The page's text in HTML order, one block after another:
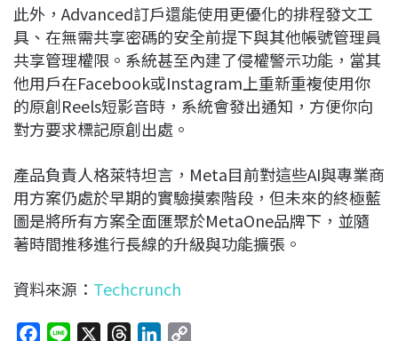
此外，Advanced訂戶還能使用更優化的排程發文工
具、在無需共享密碼的安全前提下與其他帳號管理員
共享管理權限。系統甚至內建了侵權警示功能，當其
他用戶在Facebook或Instagram上重新重複使用你
的原創Reels短影音時，系統會發出通知，方便你向
對方要求標記原創出處。
產品負責人格萊特坦言，Meta目前對這些AI與專業商
用方案仍處於早期的實驗摸索階段，但未來的終極藍
圖是將所有方案全面匯聚於MetaOne品牌下，並隨
著時間推移進行長線的升級與功能擴張。
資料來源： Techcrunch